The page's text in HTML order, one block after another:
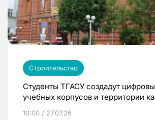
Строительство
Студенты ТГАСУ создадут
учебных корпусов и территории
10:00 / 27.07.26